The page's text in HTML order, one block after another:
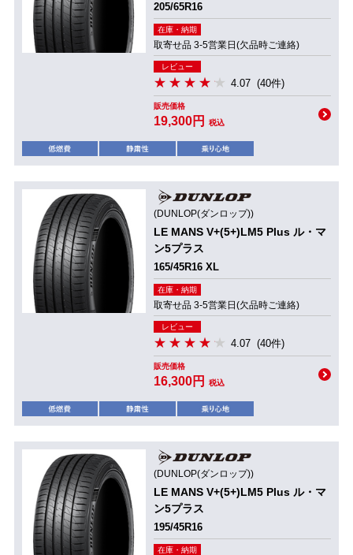
205/65R16
在庫・納期
取寄せ品 3-5営業日(欠品時ご連絡)
レビュー
4.07 (40件)
販売価格
19,300円 税込
(DUNLOP(ダンロップ))
LE MANS V+(5+)LM5 Plus ル・マ
ン5プラス
165/45R16 XL
在庫・納期
取寄せ品 3-5営業日(欠品時ご連絡)
レビュー
4.07 (40件)
販売価格
16,300円 税込
(DUNLOP(ダンロップ))
LE MANS V+(5+)LM5 Plus ル・マ
ン5プラス
195/45R16
在庫・納期